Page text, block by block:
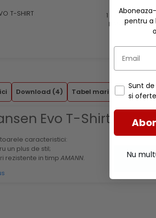
T-SHIRT
1 x SAPCA CU
HANSEN
Download (4) Tabel marimi HHW -
Evo T-Shirt
caracteristici:
un plus de stil;
rezistente in timp AMANN.
pentru a
Sunt
si
Nu